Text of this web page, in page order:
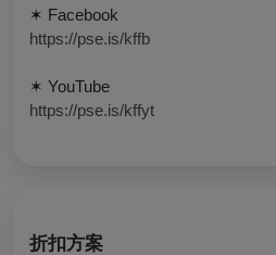
✶ Facebook ​
https://pse.is/kffb
✶ YouTube ​ ​ ​
https://pse.is/kffyt
折扣方案